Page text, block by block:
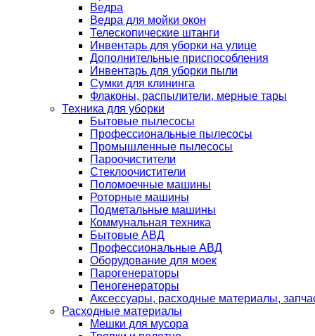
Ведра
Ведра для мойки окон
Телескопические штанги
Инвентарь для уборки на улице
Дополнительные приспособления
Инвентарь для уборки пыли
Сумки для клининга
Флаконы, распылители, мерные тары
Техника для уборки
Бытовые пылесосы
Профессиональные пылесосы
Промышленные пылесосы
Пароочистители
Стеклоочистители
Поломоечные машины
Роторные машины
Подметальные машины
Коммунальная техника
Бытовые АВД
Профессиональные АВД
Оборудование для моек
Парогенераторы
Пеногенераторы
Аксессуары, расходные материалы,
Расходные материалы
Мешки для мусора